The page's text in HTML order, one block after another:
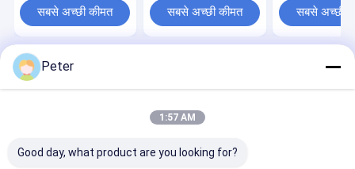
सबसे अच्छी कीमत
natural gas
generator
सबसे अच्छी कीमत
Frequency
Generation
project
सबसे अच्छी
साइटमैप
Privacy Policy
चीन का कारखाना.Copyright © 2026 Qingdao Kingway
Industry Co., Ltd.. All Rights Reserved.
Peter
1:57 AM
Good day, what product are you looking for?